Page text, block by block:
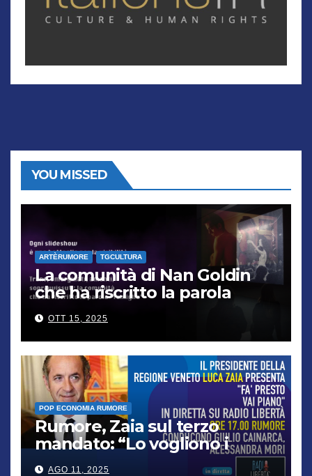
YOU MISSED
ARTÈRUMORE TGCULTURA
La comunità di Nan Goldin
che ha riscritto la parola
“famiglia”
OTT 15, 2025
POP ECONOMIA RUMORE
Rumore, Zaia sul terzo
mandato: “Lo vogliono i
cittadini, chi non lo capisce
AGO 11, 2025